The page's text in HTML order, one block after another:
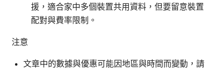
援，適合家中多個裝置共用資料，但要留意裝置
配對與費率限制。
注意
文章中的數據與優惠可能因地區與時間而變動，請